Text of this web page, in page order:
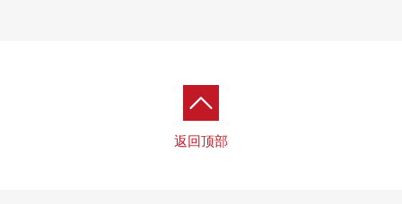
返回顶部